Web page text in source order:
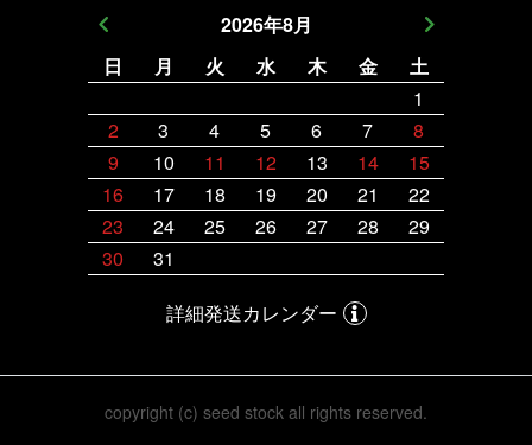
2026年8月
日
月 火 水 木 金
土
1
2
3 4 5 6 7
8
9
10 11 12 13 14
15
16
17 18 19 20 21
22
23
24 25 26 27 28
29
30
31
詳細発送カレンダー
copyright (c) seed stock all rights reserved.